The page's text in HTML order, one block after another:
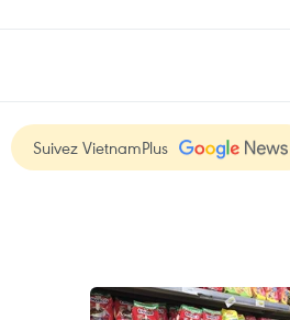
Suivez VietnamPlus